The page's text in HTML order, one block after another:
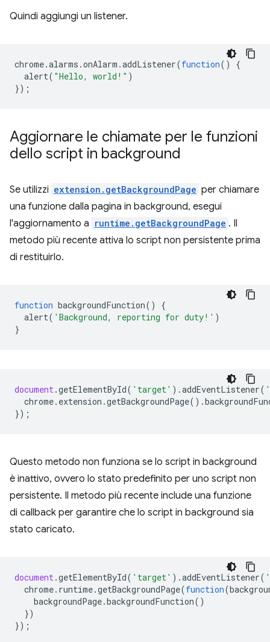
Quindi aggiungi un listener.
chrome.alarms .onAlarm .addListener(function()
{
alert( "Hello, world!" )
});
Aggiornare le chiamate per le funzioni
dello script in background
Se utilizzi extension.getBackgroundPage per chiamare
una funzione dalla pagina in background, esegui
l'aggiornamento a runtime.getBackgroundPage . Il
metodo più recente attiva lo script non persistente prima
di restituirlo.
function backgroundFunction()
{
alert( 'Background, reporting for duty!' )
}
document.getElementById( 'target' ).addEventListener(
chrome. extension .getBackgroundPage().
});
Questo metodo non funziona se lo script in background
è inattivo, ovvero lo stato predefinito per uno script non
persistente. Il metodo più recente include una funzione
di callback per garantire che lo script in background sia
stato caricato.
document.getElementById( 'target' ).addEventListener(
chrome. runtime.getBackgroundPage(function(
backgroundPage.backgroundFunction()
})
});